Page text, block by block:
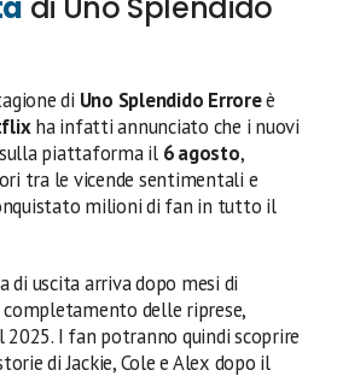
di Uno Splendido Erroreè
ha infatti annunciato che i nuovi
piattaforma il 6 agosto,
tra le vicende sentimentali e
milioni di fan in tutto il
di uscita arriva dopo mesi di
completamento delle riprese,
I fan potranno quindi scoprire
di Jackie, Cole e Alex dopo il